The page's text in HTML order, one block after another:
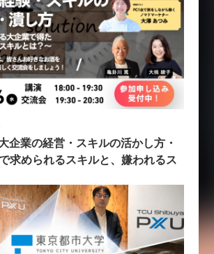
企業の経営・スキルの活かし方・
求められるスキルと、嫌われるス